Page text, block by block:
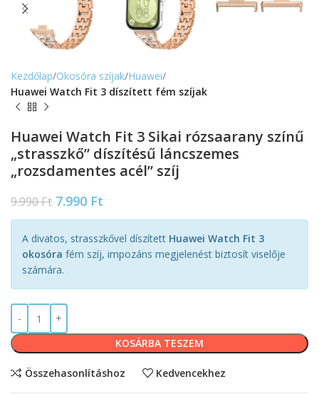
Kezdőlap Okosóra szíjak Huawei
Huawei Watch Fit 3 díszített fém szíjak
Huawei Watch Fit 3 Sikai rózsaarany színű
„strasszkő” díszítésű láncszemes
„rozsdamentes acél” szíj
9.990Ft 7.990 Ft
A divatos, strasszkővel díszített Huawei Watch Fit 3
okosóra fém szíj, impozáns megjelenést biztosít viselője
számára.
KOSÁRBA TESZEM
Összehasonlításhoz Kedvencekhez